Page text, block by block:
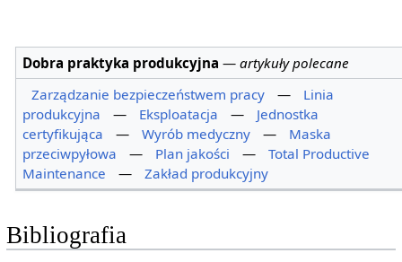
Dobra praktyka produkcyjna —artykuły polecane
Zarządzanie bezpieczeństwem pracy
—
Linia
produkcyjna
— Eksploatacja —
Jednostka
certyfikująca
— Wyrób medyczny —
Maska
przeciwpyłowa
— Plan jakości —
Total Productive
Maintenance
— Zakład produkcyjny
Bibliografia